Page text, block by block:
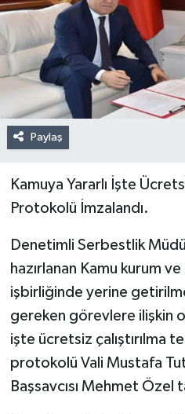
Paylaş
Kamuya Yararlı İşte
Protokolü İmzalandı.
Denetimli Serbestlik
hazırlanan Kamu kurum
işbirliğinde yerine
gereken görevlere ilişkin
işte ücretsiz çalıştırılma
protokolü Vali Mustafa
Başsavcısı Mehmet Özel